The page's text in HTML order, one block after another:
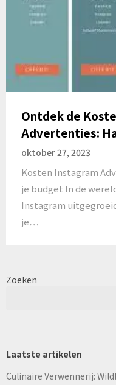
Ontdek de
Advertenties:
oktober 27, 2023
Kosten Instagram
je budget In de
Instagram
je…
Zoeken
Laatste artikelen
Culinaire Verwennerij: